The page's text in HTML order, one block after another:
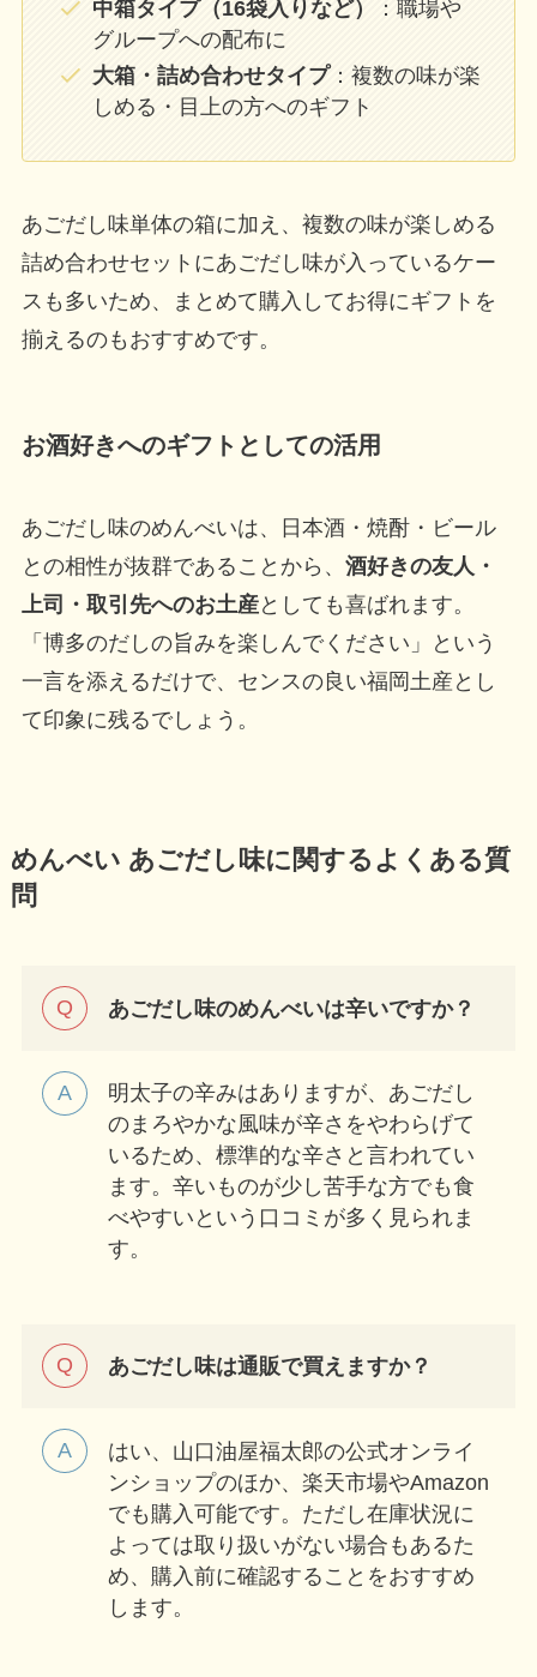
中箱タイプ（16袋入りなど）
：職場や
グループへの配布に
大箱・詰め合わせタイプ：複数の味が楽
しめる・目上の方へのギフト
あごだし味単体の箱に加え、複数の味が楽しめる
詰め合わせセットにあごだし味が入っているケー
スも多いため、まとめて購入してお得にギフトを
揃えるのもおすすめです。
お酒好きへのギフトとしての活用
あごだし味のめんべいは、日本酒・焼酎・ビール
との相性が抜群であることから、 酒好きの友人・
上司・取引先へのお土産としても喜ばれます。
「博多のだしの旨みを楽しんでください」という
一言を添えるだけで、センスの良い福岡土産とし
て印象に残るでしょう。
めんべい あごだし味に関するよくある質
問
あごだし味のめんべいは辛いですか？
明太子の辛みはありますが、あごだし
のまろやかな風味が辛さをやわらげて
いるため、標準的な辛さと言われてい
ます。辛いものが少し苦手な方でも食
べやすいという口コミが多く見られま
す。
あごだし味は通販で買えますか？
はい、山口油屋福太郎の公式オンライ
ンショップのほか、楽天市場やAmazon
でも購入可能です。ただし在庫状況に
よっては取り扱いがない場合もあるた
め、購入前に確認することをおすすめ
します。